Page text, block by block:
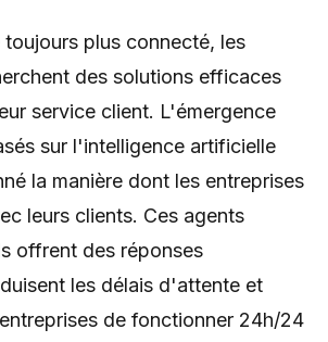
toujours plus connecté, les
des solutions efficaces
service client. L'émergence
sur l'intelligence artificielle
la manière dont les entreprises
leurs clients. Ces agents
offrent des réponses
les délais d'attente et
de fonctionner 24h/24